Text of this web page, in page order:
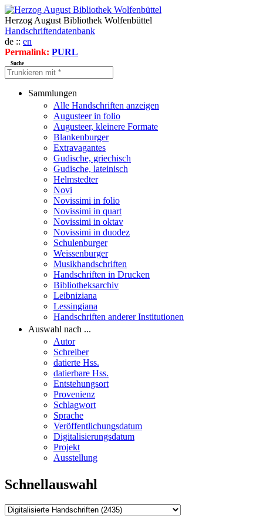
Herzog August Bibliothek Wolfenbüttel
Handschriftendatenbank
de :: en
Permalink: PURL
Suche
Sammlungen
Alle Handschriften anzeigen
Augusteer in folio
Augusteer, kleinere Formate
Blankenburger
Extravagantes
Gudische, griechisch
Gudische, lateinisch
Helmstedter
Novi
Novissimi in folio
Novissimi in quart
Novissimi in oktav
Novissimi in duodez
Schulenburger
Weissenburger
Musikhandschriften
Handschriften in Drucken
Bibliotheksarchiv
Leibniziana
Lessingiana
Handschriften anderer Institutionen
Auswahl nach ...
Autor
Schreiber
datierte Hss.
datierbare Hss.
Entstehungsort
Provenienz
Schlagwort
Sprache
Veröffentlichungsdatum
Digitalisierungsdatum
Projekt
Ausstellung
Schnellauswahl